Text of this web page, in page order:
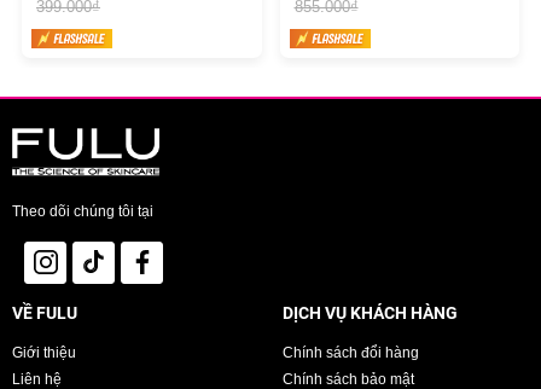
HƯỚNG DẪN SỬ DỤNG:
✔️Bước 1: Hòa 1 nắp đầy nước lau sàn Lamy vào nửa xô nước (loại 5 lít)
✔️Bước 2: Nhúng ướt dẻ rồi lau sạch các vết bẩn
✔️Bước 3: Không cần lau lại bằng nước
399.000₫ 855.000₫
Theo dõi chúng tôi tại
VỀ FULU
Giới thiệu
Liên hệ
DỊCH VỤ KHÁCH HÀNG
Chính sách đổi hàng
Chính sách bảo mật